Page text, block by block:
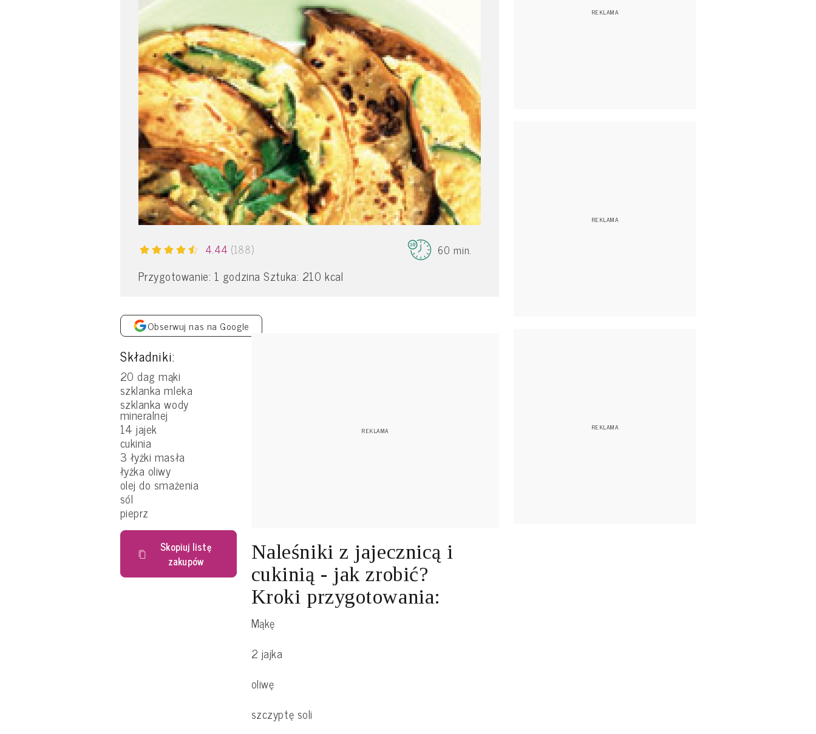
4.44 (188) 60 min.
Przygotowanie: 1 godzina Sztuka: 210 kcal
Obserwuj nas na Google
Składniki:
20 dag mąki
szklanka mleka
szklanka wody
mineralnej
14 jajek
cukinia
3 łyżki masła
łyżka oliwy
olej do smażenia
sól
pieprz
Skopiuj listę
zakupów
Naleśniki z jajecznicą i
cukinią - jak zrobić?
Kroki przygotowania:
Mąkę
2 jajka
oliwę
szczyptę soli